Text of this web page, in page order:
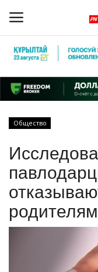
Главная
ПАВЛОДАРСКАЯ
КАЗАХСТАН
МИР
Общество